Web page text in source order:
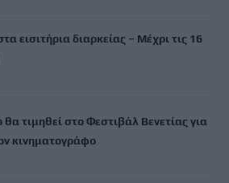
εισιτήρια διαρκείας – Μέχρι τις 16
τιμηθεί στο Φεστιβάλ Βενετίας για
κινηματογράφο